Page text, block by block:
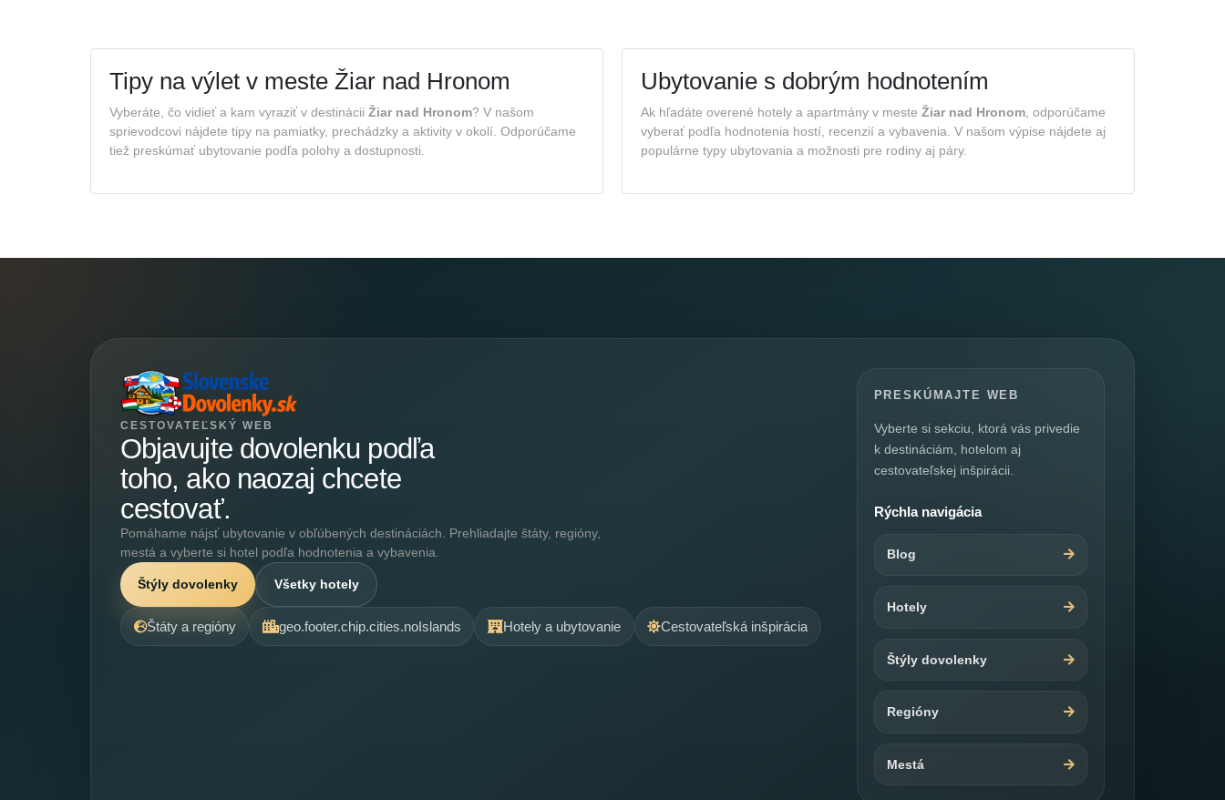
Tipy na výlet v meste Žiar nad Hronom
Vyberáte, čo vidieť a kam vyraziť v destinácii Žiar nad Hronom? V našom
sprievodcovi nájdete tipy na pamiatky, prechádzky a aktivity v okolí. Odporúčame
tiež preskúmať ubytovanie podľa polohy a dostupnosti.
Ubytovanie s dobrým hodnotením
Ak hľadáte overené hotely a apartmány v meste Žiar nad Hronom, odporúčame
vyberať podľa hodnotenia hostí, recenzií a vybavenia. V našom výpise nájdete aj
populárne typy ubytovania a možnosti pre rodiny aj páry.
CESTOVATEĽSKÝ WEB
Objavujte dovolenku podľa
toho, ako naozaj chcete
cestovať.
Pomáhame nájsť ubytovanie v obľúbených destináciách. Prehliadajte štáty, regióny,
mestá a vyberte si hotel podľa hodnotenia a vybavenia.
Štýly dovolenky Všetky hotely
Štáty a regióny geo.footer.chip.cities.noIslands Hotely a ubytovanie Cestovateľská inšpirácia
PRESKÚMAJTE WEB
Vyberte si sekciu, ktorá vás privedie
k destináciám, hotelom aj
cestovateľskej inšpirácii.
Rýchla navigácia
Blog
Hotely
Štýly dovolenky
Regióny
Mestá